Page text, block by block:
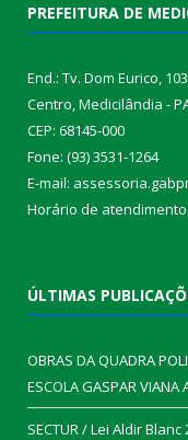
PREFEITURA DE
End.: Tv. Dom Eurico,
Centro, Medicilândia -
CEP: 68145-000
Fone: (93) 3531-1264
E-mail:
Horário de
ÚLTIMAS
OBRAS DA QUADRA
ESCOLA GASPAR VIANA
SECTUR / Lei Aldir Blanc